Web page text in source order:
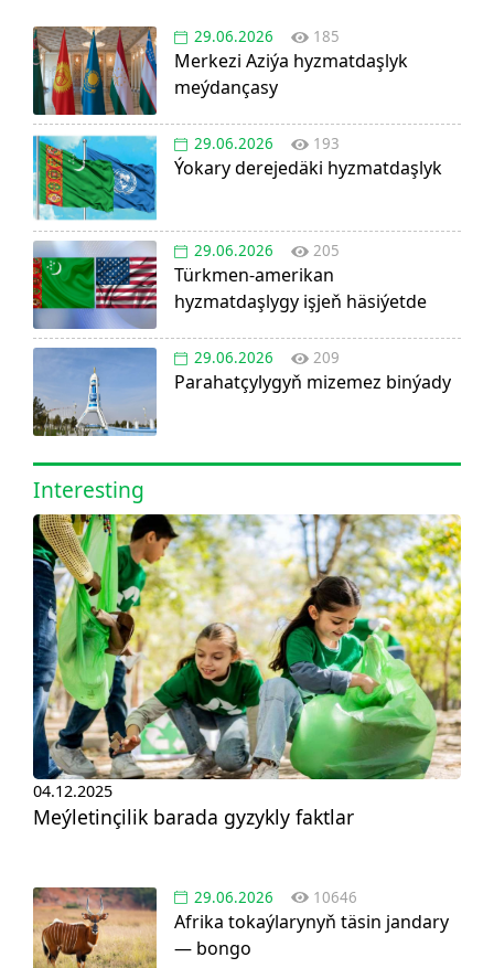
29.06.2026 185
Merkezi Aziýa hyzmatdaşlyk
meýdançasy
29.06.2026 193
Ýokary derejedäki hyzmatdaşlyk
29.06.2026 205
Türkmen-amerikan
hyzmatdaşlygy işjeň häsiýetde
29.06.2026 209
Parahatçylygyň mizemez binýady
Interesting
04.12.2025
Meýletinçilik barada gyzykly faktlar
29.06.2026 10646
Afrika tokaýlarynyň täsin jandary
— bongo